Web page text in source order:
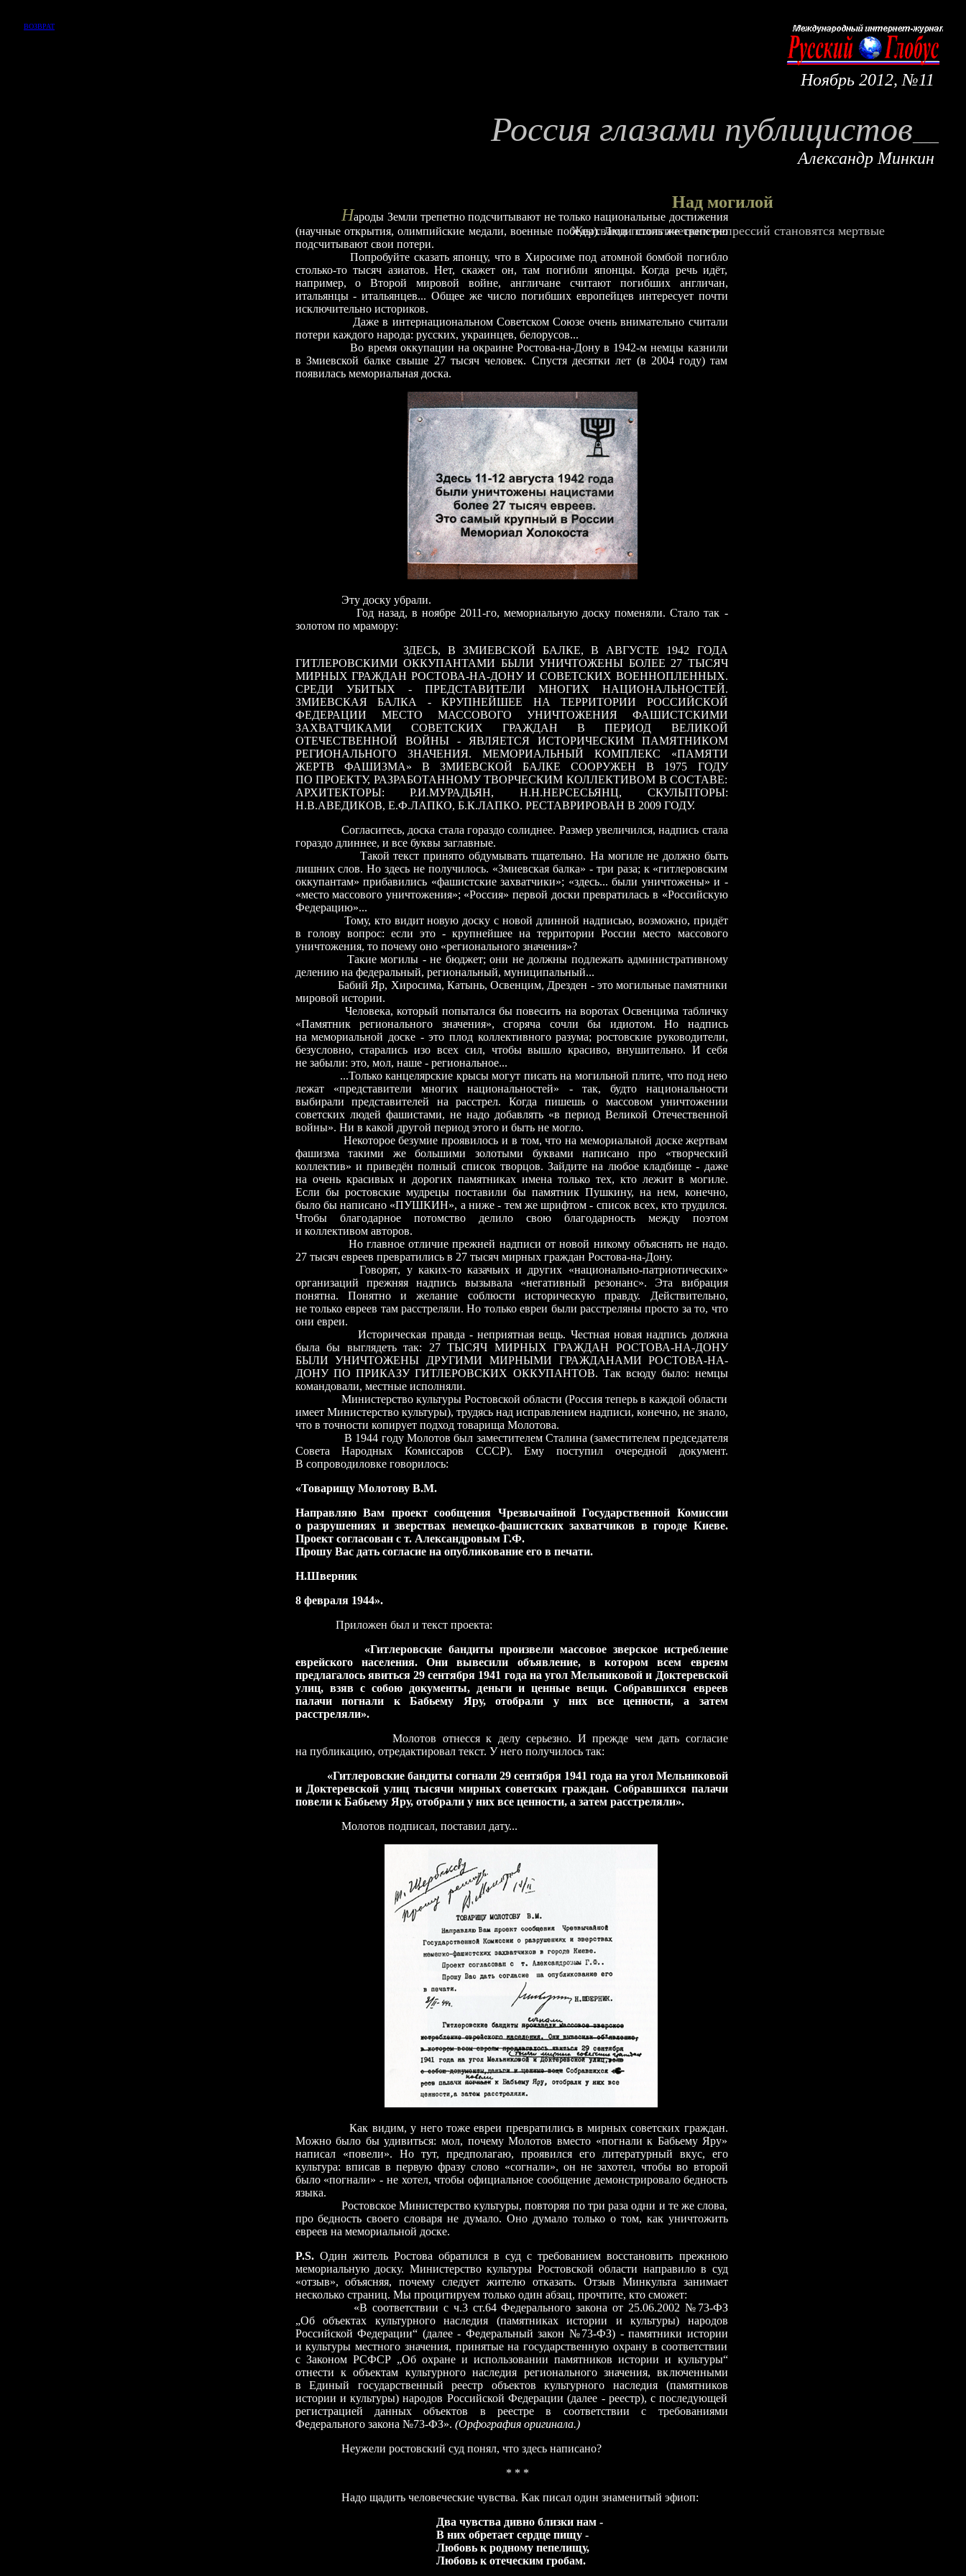
ВОЗВРАТ
Ноябрь 2012, №11
Россия глазами публицистов
Александр Минкин
Над могилой
Жертвами политических репрессий становятся мертвые
Народы Земли трепетно подсчитывают не только национальные достижения
(научные открытия, олимпийские медали, военные победы). Люди столь же трепетно
подсчитывают свои потери.
Попробуйте сказать японцу, что в Хиросиме под атомной бомбой погибло
столько-то тысяч азиатов. Нет, скажет он, там погибли японцы. Когда речь идёт,
например, о Второй мировой войне, англичане считают погибших англичан,
итальянцы - итальянцев... Общее же число погибших европейцев интересует почти
исключительно историков.
Даже в интернациональном Советском Союзе очень внимательно считали
потери каждого народа: русских, украинцев, белорусов...
Во время оккупации на окраине Ростова-на-Дону в 1942-м немцы казнили
в Змиевской балке свыше 27 тысяч человек. Спустя десятки лет (в 2004 году) там
появилась мемориальная доска.
Эту доску убрали.
Год назад, в ноябре 2011-го, мемориальную доску поменяли. Стало так -
золотом по мрамору:
ЗДЕСЬ, В ЗМИЕВСКОЙ БАЛКЕ, В АВГУСТЕ 1942 ГОДА
ГИТЛЕРОВСКИМИ ОККУПАНТАМИ БЫЛИ УНИЧТОЖЕНЫ БОЛЕЕ 27 ТЫСЯЧ
МИРНЫХ ГРАЖДАН РОСТОВА-НА-ДОНУ И СОВЕТСКИХ ВОЕННОПЛЕННЫХ.
СРЕДИ УБИТЫХ - ПРЕДСТАВИТЕЛИ МНОГИХ НАЦИОНАЛЬНОСТЕЙ.
ЗМИЕВСКАЯ БАЛКА - КРУПНЕЙШЕЕ НА ТЕРРИТОРИИ РОССИЙСКОЙ
ФЕДЕРАЦИИ МЕСТО МАССОВОГО УНИЧТОЖЕНИЯ ФАШИСТСКИМИ
ЗАХВАТЧИКАМИ СОВЕТСКИХ ГРАЖДАН В ПЕРИОД ВЕЛИКОЙ
ОТЕЧЕСТВЕННОЙ ВОЙНЫ - ЯВЛЯЕТСЯ ИСТОРИЧЕСКИМ ПАМЯТНИКОМ
РЕГИОНАЛЬНОГО ЗНАЧЕНИЯ. МЕМОРИАЛЬНЫЙ КОМПЛЕКС «ПАМЯТИ
ЖЕРТВ ФАШИЗМА» В ЗМИЕВСКОЙ БАЛКЕ СООРУЖЕН В 1975 ГОДУ
ПО ПРОЕКТУ, РАЗРАБОТАННОМУ ТВОРЧЕСКИМ КОЛЛЕКТИВОМ В СОСТАВЕ:
АРХИТЕКТОРЫ: Р.И.МУРАДЬЯН, Н.Н.НЕРСЕСЬЯНЦ, СКУЛЬПТОРЫ:
Н.В.АВЕДИКОВ, Е.Ф.ЛАПКО, Б.К.ЛАПКО. РЕСТАВРИРОВАН В 2009 ГОДУ.
Согласитесь, доска стала гораздо солиднее. Размер увеличился, надпись стала
гораздо длиннее, и все буквы заглавные.
Такой текст принято обдумывать тщательно. На могиле не должно быть
лишних слов. Но здесь не получилось. «Змиевская балка» - три раза; к «гитлеровским
оккупантам» прибавились «фашистские захватчики»; «здесь... были уничтожены» и -
«место массового уничтожения»; «Россия» первой доски превратилась в «Российскую
Федерацию»...
Тому, кто видит новую доску с новой длинной надписью, возможно, придёт
в голову вопрос: если это - крупнейшее на территории России место массового
уничтожения, то почему оно «регионального значения»?
Такие могилы - не бюджет; они не должны подлежать административному
делению на федеральный, региональный, муниципальный...
Бабий Яр, Хиросима, Катынь, Освенцим, Дрезден - это могильные памятники
мировой истории.
Человека, который попытался бы повесить на воротах Освенцима табличку
«Памятник регионального значения», сгоряча сочли бы идиотом. Но надпись
на мемориальной доске - это плод коллективного разума; ростовские руководители,
безусловно, старались изо всех сил, чтобы вышло красиво, внушительно. И себя
не забыли: это, мол, наше - региональное...
...Только канцелярские крысы могут писать на могильной плите, что под нею
лежат «представители многих национальностей» - так, будто национальности
выбирали представителей на расстрел. Когда пишешь о массовом уничтожении
советских людей фашистами, не надо добавлять «в период Великой Отечественной
войны». Ни в какой другой период этого и быть не могло.
Некоторое безумие проявилось и в том, что на мемориальной доске жертвам
фашизма такими же большими золотыми буквами написано про «творческий
коллектив» и приведён полный список творцов. Зайдите на любое кладбище - даже
на очень красивых и дорогих памятниках имена только тех, кто лежит в могиле.
Если бы ростовские мудрецы поставили бы памятник Пушкину, на нем, конечно,
было бы написано «ПУШКИН», а ниже - тем же шрифтом - список всех, кто трудился.
Чтобы благодарное потомство делило свою благодарность между поэтом
и коллективом авторов.
Но главное отличие прежней надписи от новой никому объяснять не надо.
27 тысяч евреев превратились в 27 тысяч мирных граждан Ростова-на-Дону.
Говорят, у каких-то казачьих и других «национально-патриотических»
организаций прежняя надпись вызывала «негативный резонанс». Эта вибрация
понятна. Понятно и желание соблюсти историческую правду. Действительно,
не только евреев там расстреляли. Но только евреи были расстреляны просто за то, что
они евреи.
Историческая правда - неприятная вещь. Честная новая надпись должна
была бы выглядеть так: 27 ТЫСЯЧ МИРНЫХ ГРАЖДАН РОСТОВА-НА-ДОНУ
БЫЛИ УНИЧТОЖЕНЫ ДРУГИМИ МИРНЫМИ ГРАЖДАНАМИ РОСТОВА-НА-
ДОНУ ПО ПРИКАЗУ ГИТЛЕРОВСКИХ ОККУПАНТОВ. Так всюду было: немцы
командовали, местные исполняли.
Министерство культуры Ростовской области (Россия теперь в каждой области
имеет Министерство культуры), трудясь над исправлением надписи, конечно, не знало,
что в точности копирует подход товарища Молотова.
В 1944 году Молотов был заместителем Сталина (заместителем председателя
Совета Народных Комиссаров СССР). Ему поступил очередной документ.
В сопроводиловке говорилось:
«Товарищу Молотову В.М.
Направляю Вам проект сообщения Чрезвычайной Государственной Комиссии
о разрушениях и зверствах немецко-фашистских захватчиков в городе Киеве.
Проект согласован с т. Александровым Г.Ф.
Прошу Вас дать согласие на опубликование его в печати.
Н.Шверник
8 февраля 1944».
Приложен был и текст проекта:
«Гитлеровские бандиты произвели массовое зверское истребление
еврейского населения. Они вывесили объявление, в котором всем евреям
предлагалось явиться 29 сентября 1941 года на угол Мельниковой и Доктеревской
улиц, взяв с собою документы, деньги и ценные вещи. Собравшихся евреев
палачи погнали к Бабьему Яру, отобрали у них все ценности, а затем
расстреляли».
Молотов отнесся к делу серьезно. И прежде чем дать согласие
на публикацию, отредактировал текст. У него получилось так:
«Гитлеровские бандиты согнали 29 сентября 1941 года на угол Мельниковой
и Доктеревской улиц тысячи мирных советских граждан. Собравшихся палачи
повели к Бабьему Яру, отобрали у них все ценности, а затем расстреляли».
Молотов подписал, поставил дату...
Как видим, у него тоже евреи превратились в мирных советских граждан.
Можно было бы удивиться: мол, почему Молотов вместо «погнали к Бабьему Яру»
написал «повели». Но тут, предполагаю, проявился его литературный вкус, его
культура: вписав в первую фразу слово «согнали», он не захотел, чтобы во второй
было «погнали» - не хотел, чтобы официальное сообщение демонстрировало бедность
языка.
Ростовское Министерство культуры, повторяя по три раза одни и те же слова,
про бедность своего словаря не думало. Оно думало только о том, как уничтожить
евреев на мемориальной доске.
P.S.Один житель Ростова обратился в суд с требованием восстановить прежнюю
мемориальную доску. Министерство культуры Ростовской области направило в суд
«отзыв», объясняя, почему следует жителю отказать. Отзыв Минкульта занимает
несколько страниц. Мы процитируем только один абзац, прочтите, кто сможет:
«В соответствии с ч.3 ст.64 Федерального закона от 25.06.2002 №73-ФЗ
„Об объектах культурного наследия (памятниках истории и культуры) народов
Российской Федерации“ (далее - Федеральный закон №73-ФЗ) - памятники истории
и культуры местного значения, принятые на государственную охрану в соответствии
с Законом РСФСР „Об охране и использовании памятников истории и культуры“
отнести к объектам культурного наследия регионального значения, включенными
в Единый государственный реестр объектов культурного наследия (памятников
истории и культуры) народов Российской Федерации (далее - реестр), с последующей
регистрацией данных объектов в реестре в соответствии с требованиями
Федерального закона №73-ФЗ». (Орфография оригинала.)
Неужели ростовский суд понял, что здесь написано?
* * *
Надо щадить человеческие чувства. Как писал один знаменитый эфиоп:
Два чувства дивно близки нам -
В них обретает сердце пищу -
Любовь к родному пепелищу,
Любовь к отеческим гробам.